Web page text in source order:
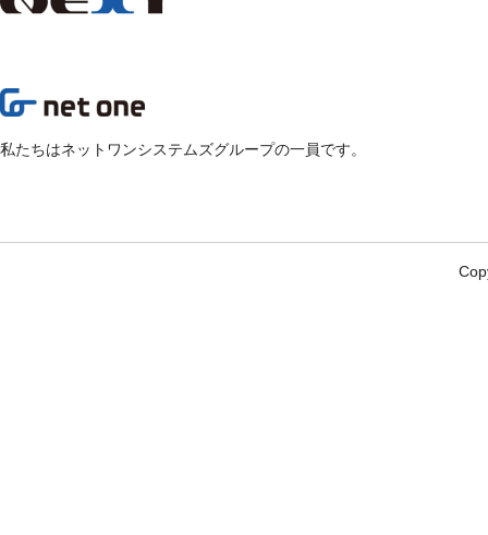
私たちはネットワンシステムズグループの一員です。